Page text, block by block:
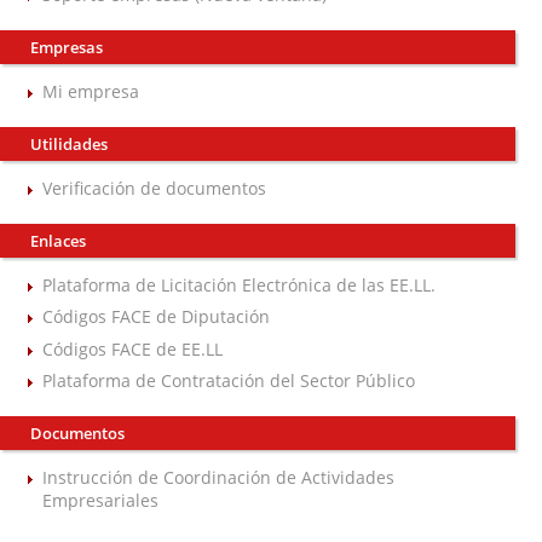
Empresas
Mi empresa
Utilidades
Verificación de documentos
Enlaces
Plataforma de Licitación Electrónica de las EE.LL.
Códigos FACE de Diputación
Códigos FACE de EE.LL
Plataforma de Contratación del Sector Público
Documentos
Instrucción de Coordinación de Actividades
Empresariales